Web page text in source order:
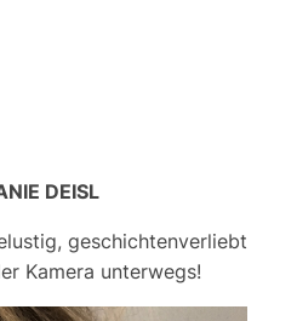
DEISL
geschichtenverliebt
Kamera unterwegs!